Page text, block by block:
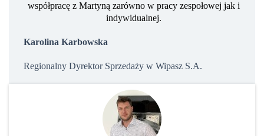
współpracę z Martyną zarówno w pracy zespołowej jak i
indywidualnej.
Karolina Karbowska
Regionalny Dyrektor Sprzedaży w Wipasz S.A.